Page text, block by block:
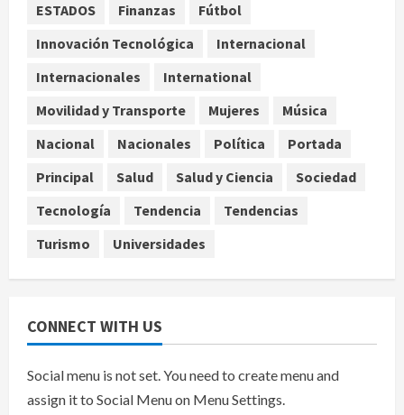
4
Sheinbaum defiende reestructura
de créditos del Infonavit y niega
agosto 9, 2026
Internacional
Colombia respalda soberanía de
TLC
ESTADOS
Finanzas
Fútbol
Innovación Tecnológica
Internacional
Internacionales
International
Movilidad y Transporte
Mujeres
Música
Nacional
Nacionales Política
Portada
Principal
Salud Salud y Ciencia
Sociedad
Tecnología
Tendencia
Tendencias
Turismo
Universidades
CONNECT WITH US
Social menu is not set. You need to create menu and
assign it to Social Menu on Menu Settings.